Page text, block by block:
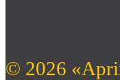
© 2026